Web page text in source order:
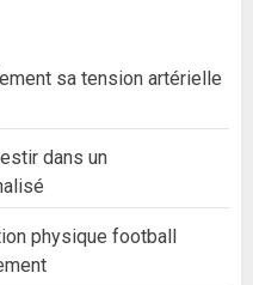
sa tension artérielle
dans un
physique football